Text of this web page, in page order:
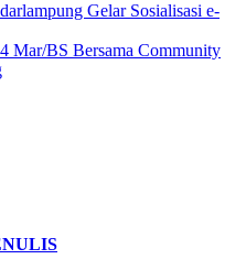
Gelar Sosialisasi e-
Mar/BS Bersama Community